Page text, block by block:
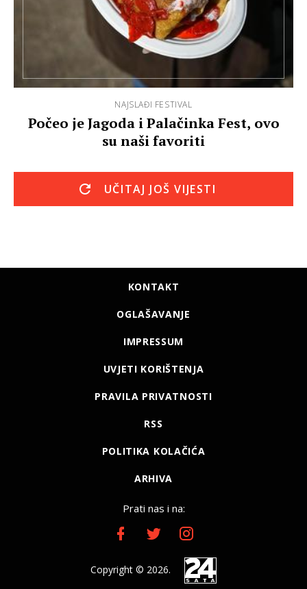
NAJSLAĐI FESTIVAL
Počeo je Jagoda i Palačinka Fest, ovo
su naši favoriti
UČITAJ JOŠ VIJESTI
KONTAKT
OGLAŠAVANJE
IMPRESSUM
UVJETI KORIŠTENJA
PRAVILA PRIVATNOSTI
RSS
POLITIKA KOLAČIĆA
ARHIVA
Prati nas i na:
Copyright © 2026.